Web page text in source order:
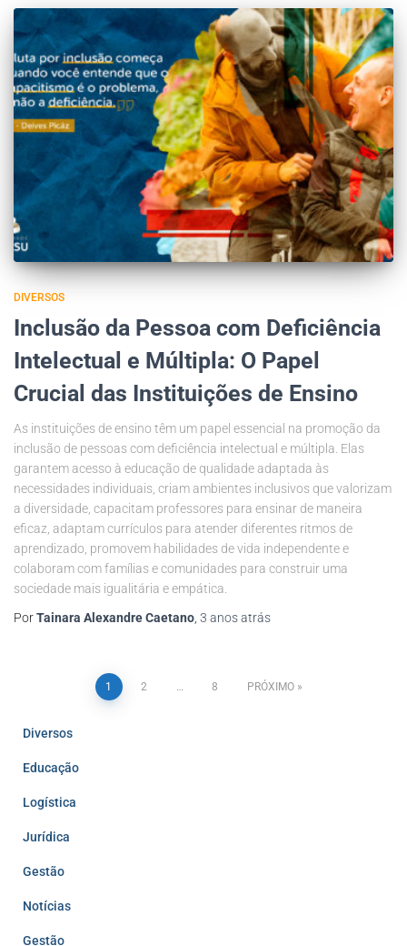
DIVERSOS
Inclusão da Pessoa com Deficiência
Intelectual e Múltipla: O Papel
Crucial das Instituições de Ensino
As instituições de ensino têm um papel essencial na promoção da
inclusão de pessoas com deficiência intelectual e múltipla. Elas
garantem acesso à educação de qualidade adaptada às
necessidades individuais, criam ambientes inclusivos que valorizam
a diversidade, capacitam professores para ensinar de maneira
eficaz, adaptam currículos para atender diferentes ritmos de
aprendizado, promovem habilidades de vida independente e
colaboram com famílias e comunidades para construir uma
sociedade mais igualitária e empática.
PorTainara Alexandre Caetano 3 anosatrás
1 2 8 PRÓXIMO
Diversos
Educação
Logística
Jurídica
Gestão
Notícias
Gestão